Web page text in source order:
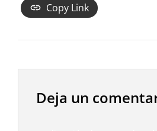
Copy Link
Deja un